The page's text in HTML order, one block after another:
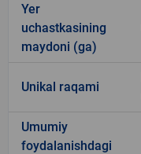
Yer
uchastkasining
maydoni (ga)
Unikal raqami
Umumiy
foydalanishdagi